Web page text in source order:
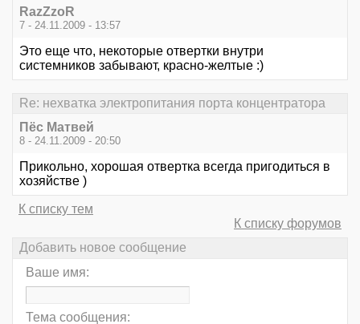
RazZzoR
7 - 24.11.2009 - 13:57
Это еще что, некоторые отвертки внутри
системников забывают, красно-желтые :)
Re: нехватка электропитания порта концентратора
Пёс Матвей
8 - 24.11.2009 - 20:50
Прикольно, хорошая отвертка всегда пригодиться в
хозяйстве )
К списку тем
К списку форумов
Добавить новое сообщение
Ваше имя:
Тема сообщения: